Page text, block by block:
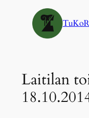
sisältöön
Laitilan